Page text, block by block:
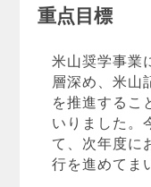
重点目標
米山奨学事業
層深め、米山
を推進するこ
いりました。
て、次年度に
行を進めてま